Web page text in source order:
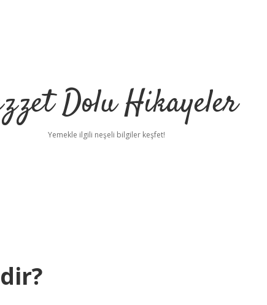
Dolu Hikayeler
Yemekle ilgili neşeli bilgiler keşfet!